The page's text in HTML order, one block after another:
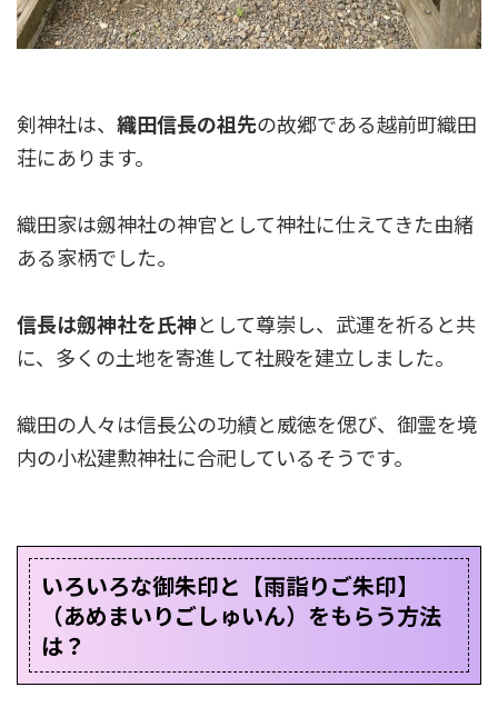
剣神社は、 織田信長の祖先の故郷である越前町織田
荘にあります。
織田家は劔神社の神官として神社に仕えてきた由緒
ある家柄でした。
信長は劔神社を氏神として尊崇し、武運を祈ると共
に、多くの土地を寄進して社殿を建立しました。
織田の人々は信長公の功績と威徳を偲び、御霊を境
内の小松建勲神社に合祀しているそうです。
いろいろな御朱印と【雨詣りご朱印】
（あめまいりごしゅいん）をもらう方法
は？